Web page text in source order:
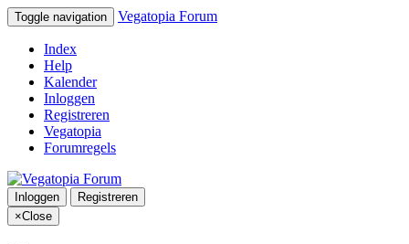
Toggle navigation Vegatopia Forum
Index
Help
Kalender
Inloggen
Registreren
Vegatopia
Forumregels
Inloggen
Registreren
×Close